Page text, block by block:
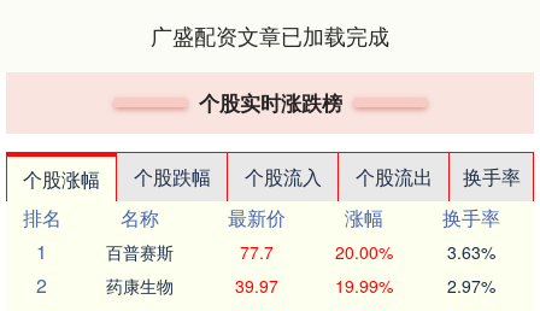
广盛配资文章已加载完成
个股实时涨跌榜
个股涨幅 个股跌幅 个股流入 个股流出
换手率
排名
名称 最新价 涨幅
换手率
1
百普赛斯 77.7 20.00% 3.63%
2 药康生物 39.97 19.99% 2.97%